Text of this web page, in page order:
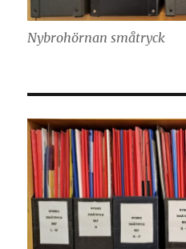
Nybrohörnan småtryck